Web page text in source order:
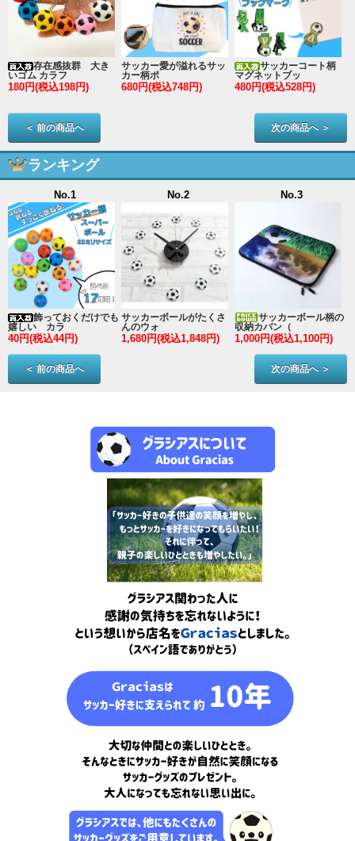
存在感抜群 大き
いゴム カラフ
180円(税込198円)
サッカー愛が溢れるサッ
カー柄ポ
680円(税込748円)
サッカーコート柄
マグネットブッ
480円(税込528円)
＜ 前の商品へ 次の商品へ ＞
ランキング
No.1
飾っておくだけでも
嬉しい カラ
40円(税込44円)
No.2
サッカーボールがたくさ
んのウォ
1,680円(税込1,848円)
No.3
サッカーボール柄の
収納カバン（
1,000円(税込1,100円)
＜ 前の商品へ 次の商品へ ＞